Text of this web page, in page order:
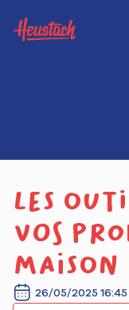
Les
vos
maison
26/05/2025 16:45